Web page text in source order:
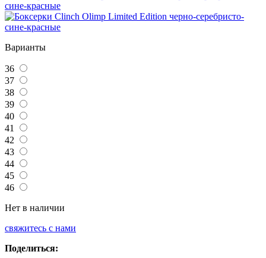
Варианты
36
37
38
39
40
41
42
43
44
45
46
Нет в наличии
свяжитесь с нами
Поделиться: